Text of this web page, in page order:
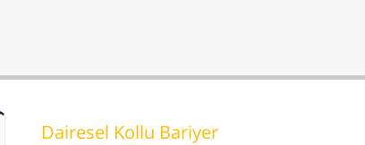
Dairesel Kollu Bariyer